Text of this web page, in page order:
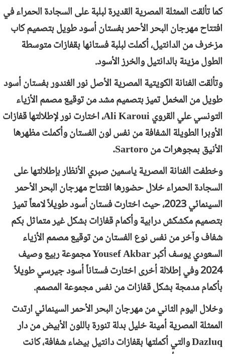
كما تألقت الممثلة المصرية القديرة لبلبة على السجادة الحمراء في
افتتاح مهرجان البحر الأحمر بفستان أسود طويل بتصميم كاب
مزخرف من الدانتيل، أكملت لبلبة فستانها بقفازات متوسطة
الطول مزينة بالدانتيل والخرز الأسود.
وتألقت الفنانة الكويتية المصرية الأصل نور الغندور بفستان أسود
طويل من المخمل تميز بتصميم مشد من توقيع مصمم الأزياء
التونسي علي القرويAli Karoui، اختارت نور لإطلالتها قفازات
الأوبرا الطويلة الشفافة من نفس لون الفستان وأكملت مظهرها
الأنيق بمجوهرات منSartoro
.
وخطفت الفنانة المصرية ياسمين صبري الأنظار بإطلالتها على
السجادة الحمراء خلال حضورها افتتاح مهرجان البحر الأحمر
السينمائي 2023، حيث اختارت فستان أسود طويلاً لامعاً تميز
بتصميم مكشكش درابية وأكمام قفازات بشكل غير متماثل بكم
شفاف وآخر من نفس نوع الفستان من توقيع مصمم الأزياء
السعودي يوسف أكبرYousef Akbarمجموعة ربيع وصيف
2024 وفي إطلالة أخرى اختارت فستاناً أسود جيرسي طويلاً
بأكمام مدمجة بشكل قفازات من نفس مجموعة المصمم.
وخلال اليوم الثاني من مهرجان البحر الأحمر السينمائي ارتدت
الممثلة المصرية أمينة خليل بدلة تنورة باللون الأبيض من دار
Dazluqوالتي أكملتها بقفازات دانتيل بيضاء شفافة، كانت